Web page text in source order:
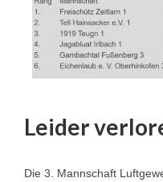
Jugendarbeit
Ergebnisse
1. Mannschaft
3. Mannschaft
1. Mannschaft
Leider
Die 3. Mannschaft